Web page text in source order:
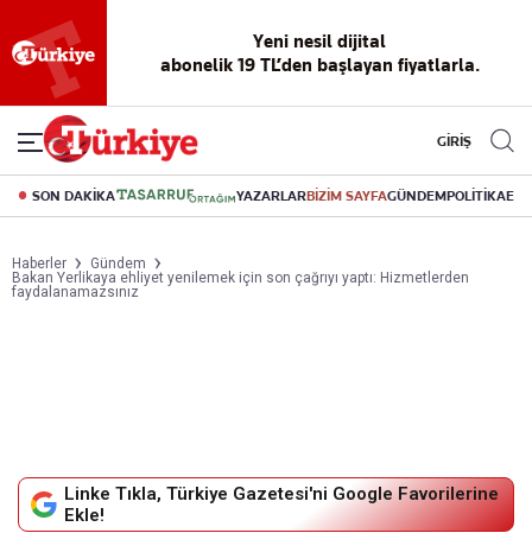
okuma
deneyimi
dijital arşiv
Akıllı haber
asistanı
Eski gazeteleri
indirme
canlı soru
cevap
GİRİŞ
SON DAKİKA YAZARLARBİZİM SAYFAGÜNDEMPOLİTİKA
Haberler
Gündem
Bakan Yerlikaya ehliyet yenilemek için son çağrıyı yaptı: Hizmetlerden
faydalanamazsınız
Linke Tıkla, Türkiye Gazetesi'ni Google Favorilerine
Ekle!